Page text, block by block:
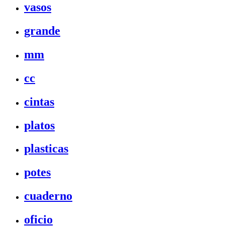
vasos
grande
mm
cc
cintas
platos
plasticas
potes
cuaderno
oficio